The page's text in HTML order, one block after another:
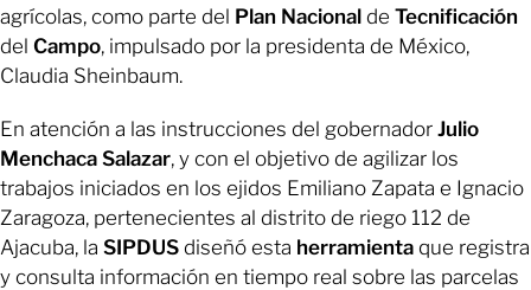
agrícolas, como parte del Plan Nacional de Tecnificación
del Campo, impulsado por la presidenta de México,
Claudia Sheinbaum.
En atención a las instrucciones del gobernador Julio
Menchaca Salazar, y con el objetivo de agilizar los
trabajos iniciados en los ejidos Emiliano Zapata e Ignacio
Zaragoza, pertenecientes al distrito de riego 112 de
Ajacuba, la SIPDUS diseñó esta herramienta que registra
y consulta información en tiempo real sobre las parcelas